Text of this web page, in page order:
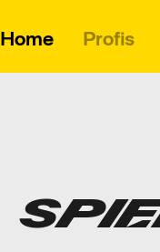
Home Profis